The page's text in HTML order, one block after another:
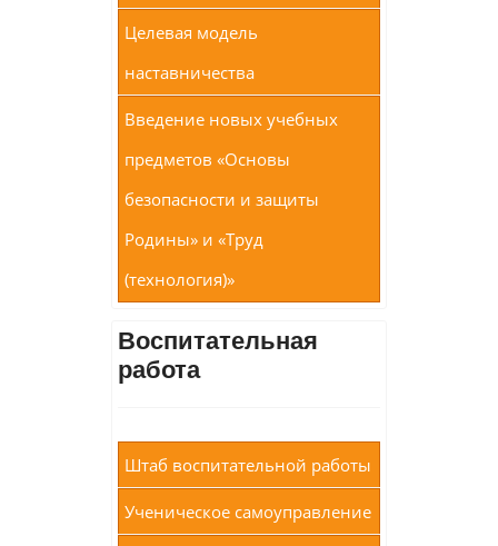
Целевая модель
наставничества
Введение новых учебных
предметов «Основы
безопасности и защиты
Родины» и «Труд
(технология)»
Воспитательная
работа
Штаб воспитательной работы
Ученическое самоуправление